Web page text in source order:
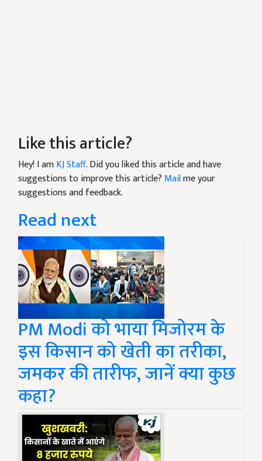
Like this article?
Hey! I amKJ Staff. Did you liked this article and have
suggestions to improve this article? Mailme your
suggestions and feedback.
Read next
PM Modi को भाया मिजोरम के
इस किसान को खेती का तरीका,
जमकर की तारीफ, जानें क्या कुछ
कहा?